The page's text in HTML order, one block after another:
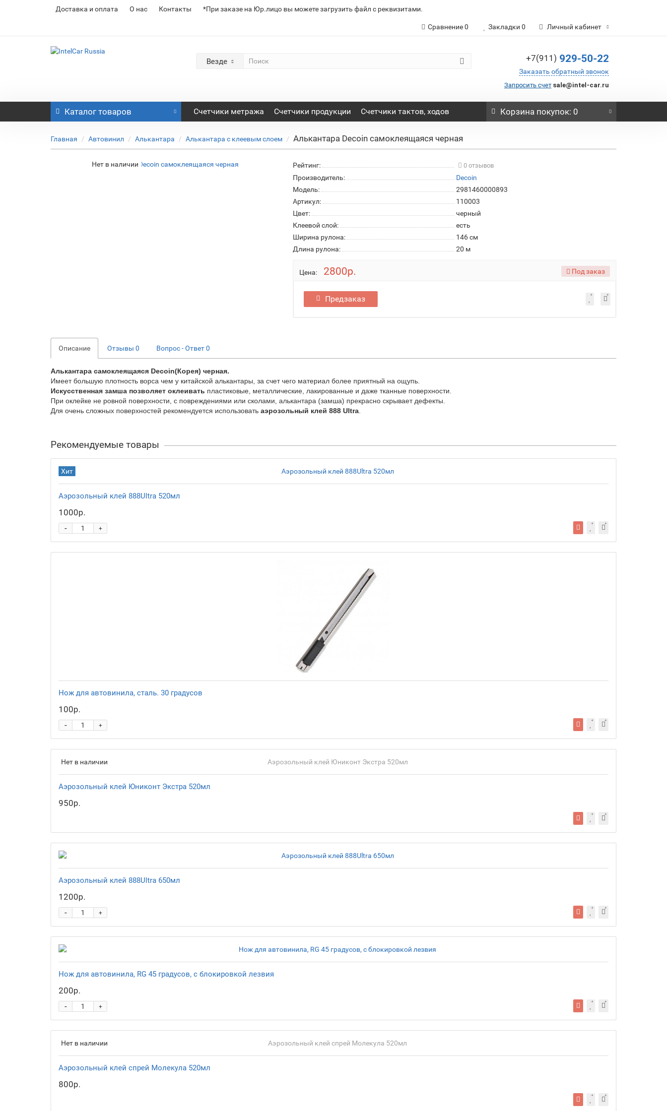
Доставка и оплата О нас Контакты *При заказе на Юр.лицо вы можете загрузить файл с реквизитами.
Сравнение0 Закладки 0 Личный кабинет
Везде +7(911) 929-50-22
Заказать обратный звонок
Запросить счет sale@intel-car.ru
Каталог товаров Счетчики метража Счетчики продукции Счетчики тактов, ходов Корзинапокупок: 0
Главная Автовинил Алькантара Алькантара с клеевым слоем Алькантара Decoin самоклеящаяся черная
Нет в наличии Рейтинг: 0 отзывов
Производитель:
Decoin
Модель:
2981460000893
Артикул:
110003
Цвет:
черный
Клеевой слой:
есть
Ширина рулона:
146 см
Длина рулона:
20 м
Цена: 2800р. Под заказ
Предзаказ
Описание Отзывы 0 Вопрос - Ответ0
Алькантара самоклеящаяся Decoin(Корея) черная.
Имеет большую плотность ворса чем у китайской алькантары, за счет чего материал более приятный на ощупь.
Искусственная замша позволяет оклеивать пластиковые, металлические, лакированные и даже тканные поверхности.
При оклейке не ровной поверхности, с повреждениями или сколами, алькантара (замша) прекрасно скрывает дефекты.
Для очень сложных поверхностей рекомендуется использовать аэрозольный клей 888 Ultra
Рекомендуемые товары
Хит
Аэрозольный клей 888Ultra 520мл
1000р.
+
-
Нож для автовинила, сталь. 30 градусов
100р.
+
-
Нет в наличии
Аэрозольный клей Юниконт Экстра 520мл
950р.
Аэрозольный клей 888Ultra 650мл
1200р.
+
-
Нож для автовинила, RG 45 градусов, с блокировкой лезвия
200р.
+
-
Нет в наличии
Аэрозольный клей спрей Молекула 520мл
800р.